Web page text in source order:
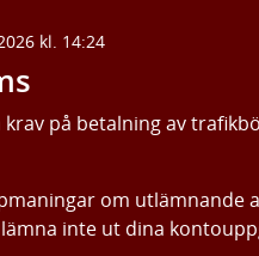
kl. 14:24
på betalning av
om utlämnande
inte ut dina